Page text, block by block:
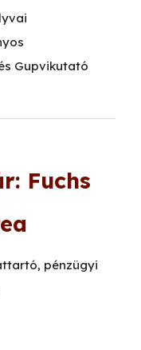
Gupvikutató
Fuchs
pénzügyi